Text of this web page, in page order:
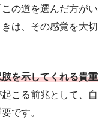
の道を選んだ方がい
は、その感覚を大切
を示してくれる貴重
こる前兆として、自
です。